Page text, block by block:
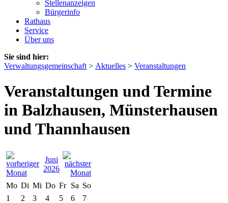
Stellenanzeigen
Bürgerinfo
Rathaus
Service
Über uns
Sie sind hier:
Verwaltungsgemeinschaft > Aktuelles > Veranstaltungen
Veranstaltungen und Termine
in Balzhausen, Münsterhausen
und Thannhausen
Juni
2026
Mo Di Mi Do Fr Sa So
1
2 3 4 5 6
7